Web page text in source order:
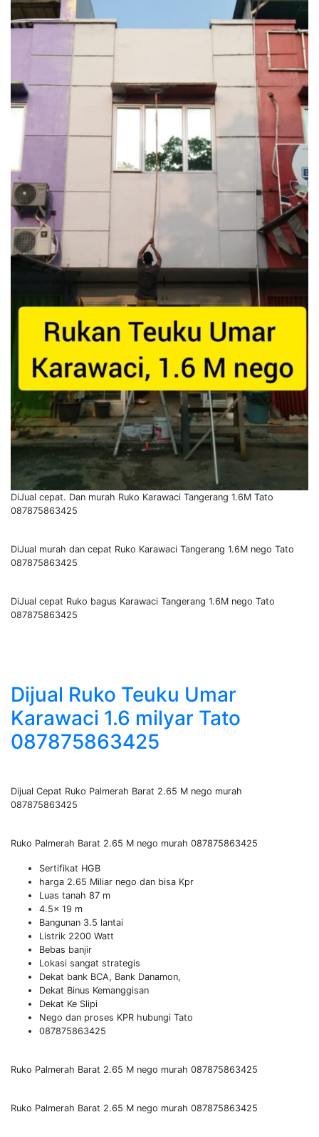
DiJual cepat. Dan murah Ruko Karawaci Tangerang 1.6M Tato
087875863425
DiJual murah dan cepat Ruko Karawaci Tangerang 1.6M nego Tato
087875863425
DiJual cepat Ruko bagus Karawaci Tangerang 1.6M nego Tato
087875863425
Dijual Ruko Teuku Umar
Karawaci 1.6 milyar Tato
087875863425
Dijual Cepat Ruko Palmerah Barat 2.65 M nego murah
087875863425
Ruko Palmerah Barat 2.65 M nego murah 087875863425
Sertifikat HGB
harga 2.65 Miliar nego dan bisa Kpr
Luas tanah 87 m
4.5x 19 m
Bangunan 3.5 lantai
Listrik 2200 Watt
Bebas banjir
Lokasi sangat strategis
Dekat bank BCA, Bank Danamon,
Dekat Binus Kemanggisan
Dekat Ke Slipi
Nego dan proses KPR hubungi Tato
087875863425
Ruko Palmerah Barat 2.65 M nego murah 087875863425
Ruko Palmerah Barat 2.65 M nego murah 087875863425